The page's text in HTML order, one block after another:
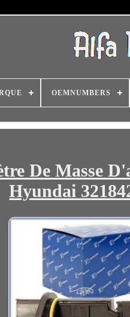
OEMNUMBERS
De Masse
Hyundai